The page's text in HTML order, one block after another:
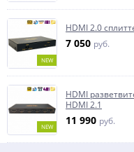
NEW
HDMI 2.0
7 050 руб.
NEW
HDMI
HDMI 2.1
11 990 руб.